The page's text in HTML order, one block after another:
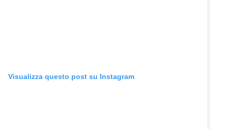
Visualizza questo post su Instagram